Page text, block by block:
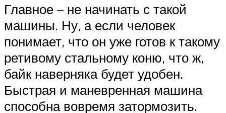
Главное – не начинать с такой
машины. Ну, а если человек
понимает, что он уже готов к такому
ретивому стальному коню, что ж,
байк наверняка будет удобен.
Быстрая и маневренная машина
способна вовремя затормозить.